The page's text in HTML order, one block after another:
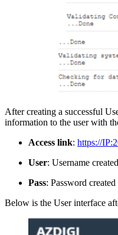
After creating a successful
information to the user with
Access link: https://
User: Username created
Pass: Password
Below is the User interface